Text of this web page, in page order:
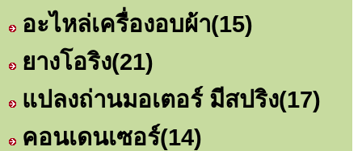
อะไหล่เครื่องอบผ้า(15)
ยางโอริง(21)
แปลงถ่านมอเตอร์ มีสปริง(17)
คอนเดนเซอร์(14)